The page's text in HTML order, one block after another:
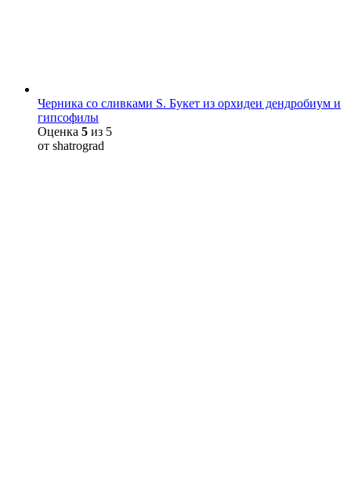
Черника со сливками S. Букет из орхидеи дендробиум и
гипсофилы
Оценка 5 из 5
от shatrograd